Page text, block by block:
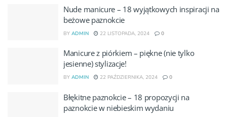
Nude manicure – 18 wyjątkowych inspiracji na
beżowe paznokcie
BY ADMIN 22 LISTOPADA, 2024 0
Manicure z piórkiem – piękne (nie tylko
jesienne) stylizacje!
BY ADMIN 22 PAŹDZIERNIKA, 2024 0
Błękitne paznokcie – 18 propozycji na
paznokcie w niebieskim wydaniu